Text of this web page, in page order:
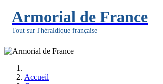
Armorial de France
Tout sur l'héraldique française
Accueil